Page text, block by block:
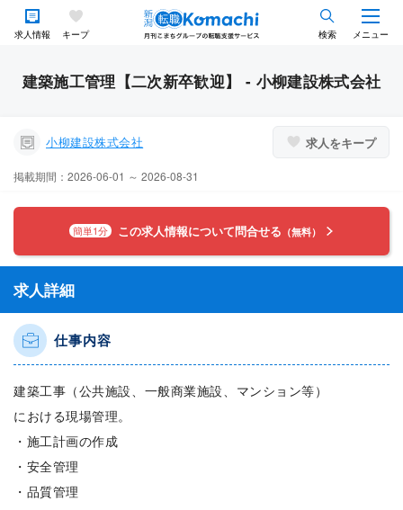
求人情報 キープ 検索 メニュー
建築施工管理【二次新卒歓迎】 - 小柳建設株式会社
小柳建設株式会社 求人をキープ
掲載期間：2026-06-01 ～ 2026-08-31
簡単1分 この求人情報について問合せる （無料）
求人詳細
仕事内容
建築工事（公共施設、一般商業施設、マンション等）
における現場管理。
・施工計画の作成
・安全管理
・品質管理